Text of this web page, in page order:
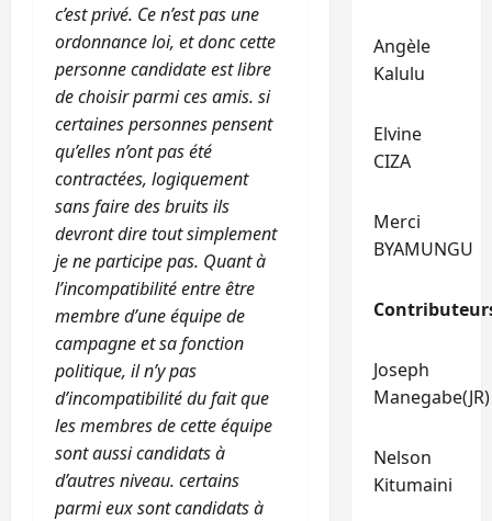
c’est privé. Ce n’est pas une
ordonnance loi, et donc cette
personne candidate est libre
de choisir parmi ces amis. si
certaines personnes pensent
qu’elles n’ont pas été
contractées, logiquement
sans faire des bruits ils
devront dire tout simplement
je ne participe pas. Quant à
l’incompatibilité entre être
membre d’une équipe de
campagne et sa fonction
politique, il n’y pas
d’incompatibilité du fait que
les membres de cette équipe
sont aussi candidats à
d’autres niveau. certains
parmi eux sont candidats à
Angèle
Kalulu
Elvine
CIZA
Merci
BYAMUNGU
Joseph
Manegabe(JR)
Nelson
Kitumaini